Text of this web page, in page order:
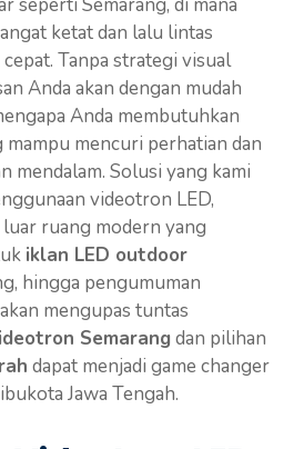
ketat dan lalu lintas
Tanpa strategi visual
Anda akan dengan mudah
Anda membutuhkan
mencuri perhatian dan
mendalam. Solusi yang kami
videotron LED,
ruang modern yang
iklan LED outdoor
hingga pengumuman
mengupas tuntas
Semarang dan pilihan
dapat menjadi game changer
Jawa Tengah.